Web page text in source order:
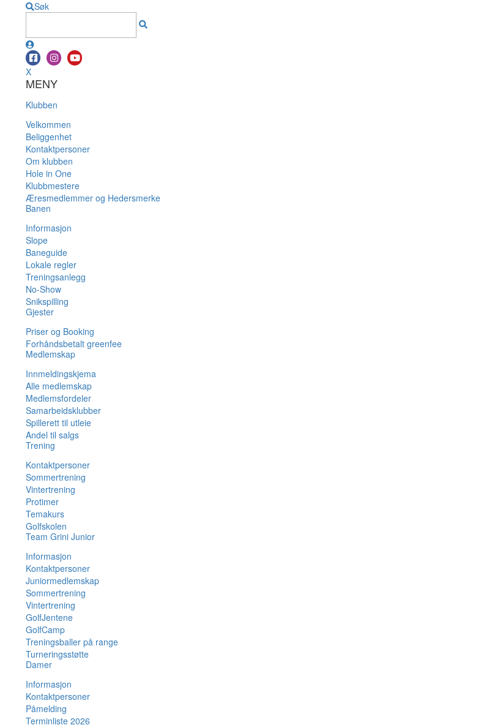
Søk
X
MENY
Klubben
Velkommen
Beliggenhet
Kontaktpersoner
Om klubben
Hole in One
Klubbmestere
Æresmedlemmer og Hedersmerke
Banen
Informasjon
Slope
Baneguide
Lokale regler
Treningsanlegg
No-Show
Snikspilling
Gjester
Priser og Booking
Forhåndsbetalt greenfee
Medlemskap
Innmeldingskjema
Alle medlemskap
Medlemsfordeler
Samarbeidsklubber
Spillerett til utleie
Andel til salgs
Trening
Kontaktpersoner
Sommertrening
Vintertrening
Protimer
Temakurs
Golfskolen
Team Grini Junior
Informasjon
Kontaktpersoner
Juniormedlemskap
Sommertrening
Vintertrening
GolfJentene
GolfCamp
Treningsballer på range
Turneringsstøtte
Damer
Informasjon
Kontaktpersoner
Påmelding
Terminliste 2026